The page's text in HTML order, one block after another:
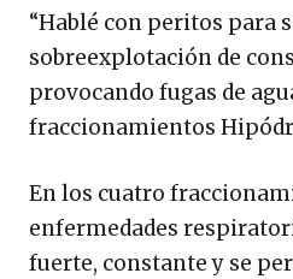
“Hablé con peritos para
sobreexplotación de
provocando fugas de
fraccionamientos
En los cuatro
enfermedades
fuerte, constante y se